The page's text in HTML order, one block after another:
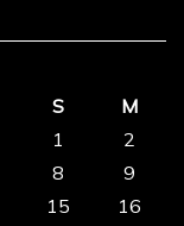
S
M
1
2
8
9
15
16